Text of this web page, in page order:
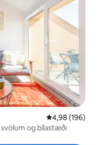
4,98 af 5 í
4,98 (196)
og bílastæði